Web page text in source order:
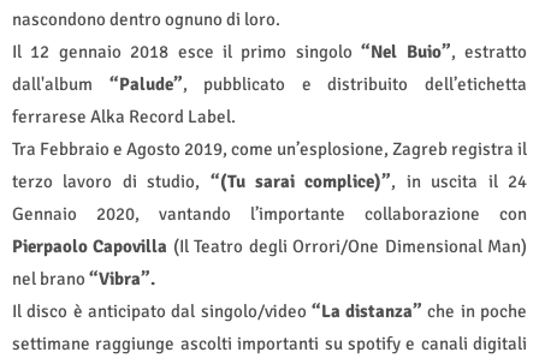
nascondono dentro ognuno di loro.
Il 12 gennaio 2018 esce il primo singolo“Nel Buio”, estratto
dall'album “Palude”, pubblicato e distribuito dell’etichetta
ferrarese Alka Record Label.
Tra Febbraio e Agosto 2019, come un’esplosione, Zagreb registra il
terzo lavoro di studio, “(Tu sarai complice)”, in uscita il 24
Gennaio 2020, vantando l’importante collaborazione con
Pierpaolo Capovilla (Il Teatro degli Orrori/One Dimensional Man)
nel brano “Vibra”.
Il disco è anticipato dal singolo/video “La distanza” che in poche
settimane raggiunge ascolti importanti su spotify e canali digitali